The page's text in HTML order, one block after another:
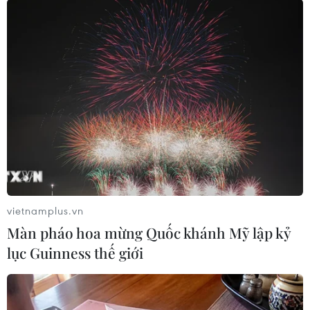
#sân bay quốc tế #không kích Iran
Theo dõi VietnamPlus
vietnamplus.vn
Màn pháo hoa mừng Quốc khánh Mỹ lập kỷ
lục Guinness thế giới